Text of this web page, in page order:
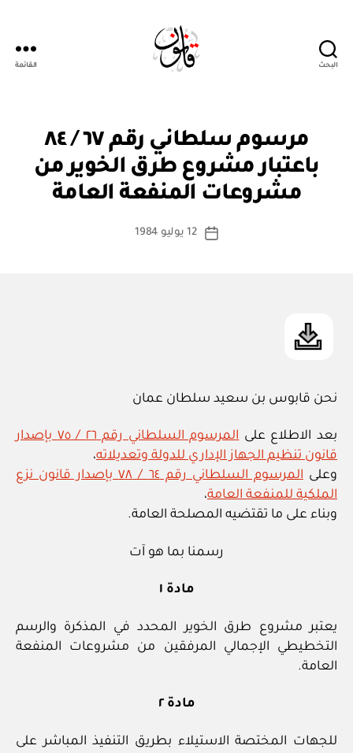
البحث القائمة
التصنيفات
مرسوم سلطاني رقم ٦٧ / ٨٤
باعتبار مشروع طرق الخوير من
مشروعات المنفعة العامة
كاتب
بو
س
ة
تاريخ
12 يوليو 1984
نحن قابوس بن سعيد سلطان عمان
بعد الاطلاع على
المرسوم السلطاني رقم ٢٦ / ٧٥ بإصدار
قانون تنظيم الجهاز الإداري للدولة وتعديلاته،
وعلى
المرسوم السلطاني رقم ٦٤ / ٧٨ بإصدار قانون نزع
الملكية للمنفعة العامة،
وبناء على ما تقتضيه المصلحة العامة.
رسمنا بما هو آت
مادة ١
يعتبر مشروع طرق الخوير المحدد في المذكرة والرسم
التخطيطي الإجمالي المرفقين من مشروعات المنفعة
العامة.
مادة ٢
للجهات المختصة الاستيلاء بطريق التنفيذ المباشر على